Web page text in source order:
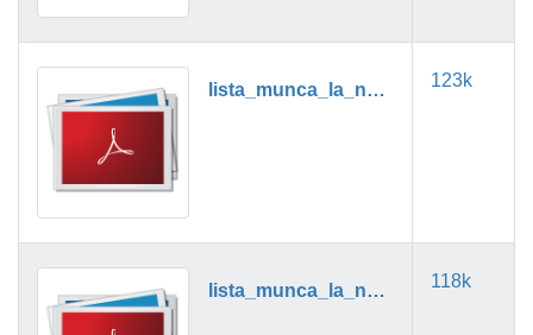
lista_munca_la_negru_02_2018.pdf 123k
lista_munca_la_negru_03_2018.pdf 118k